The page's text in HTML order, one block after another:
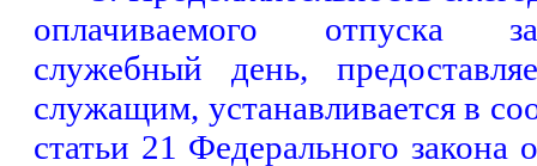
оплачиваемого отпуска
служебный день,
служащим, устанавливается в
статьи 21 Федерального